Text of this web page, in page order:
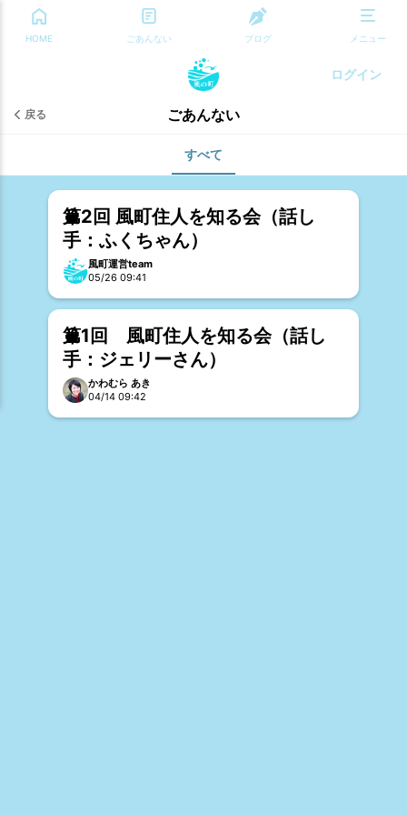
HOME ごあんない ブログ メニュー
ログイン
戻る ごあんない
すべて
第2回 風町住人を知る会（話し
手：ふくちゃん）
風町運営team
05/26 09:41
第1回 風町住人を知る会（話し
手：ジェリーさん）
かわむら あき
04/14 09:42